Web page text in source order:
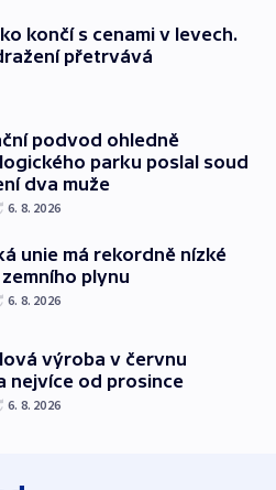
končí s cenami v levech.
přetrvává
podvod ohledně
parku poslal soud
dva muže
6. 8. 2026
unie má rekordně nízké
plynu
6. 8. 2026
výroba v červnu
nejvíce od prosince
6. 8. 2026